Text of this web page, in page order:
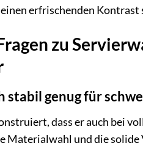
erfrischenden Kontrast
zu
stabil genug für
dass er auch bei
und die